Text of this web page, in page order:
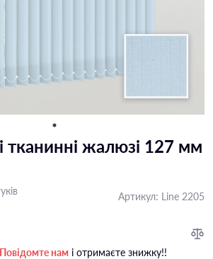
тканинні жалюзі 127 мм
Артикул: Line 2205
Повідомте нам і отримаєте знижку!!